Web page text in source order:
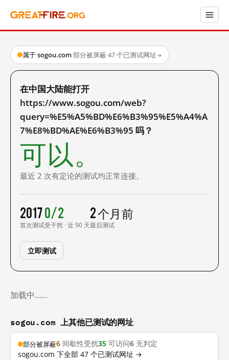
属于 sogou.com·部分被屏蔽·47 个已测试网址→
在中国大陆能打开
https://www.sogou.com/web?
query=%E5%A5%BD%E6%B3%95%E5%A4%A
7%E8%BD%AE%E6%B3%95 吗？
可以。
最近 2 次有定论的测试均正常连接。
2017
首次测试
0/2
受干扰 · 近 90 天
2 个月前
最后测试
立即测试
加载中……
sogou.com 上其他已测试的网址
部分被屏蔽6 间歇性受扰35 可访问6 无判定
sogou.com 下全部 47 个已测试网址 →